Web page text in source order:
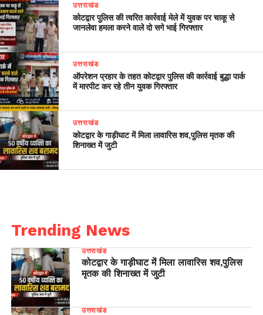
उत्तराखंड
कोटद्वार पुलिस की त्वरित कार्रवाई मेले में युवक पर चाकू से
जानलेवा हमला करने वाले दो सगे भाई गिरफ्तार
उत्तराखंड
ऑपरेशन प्रहार के तहत कोटद्वार पुलिस की कार्रवाई बुद्धा पार्क
में मारपीट कर रहे तीन युवक गिरफ्तार
उत्तराखंड
कोटद्वार के गाड़ीघाट में मिला लावारिस शव,पुलिस मृतक की
शिनाख्त में जुटी
Trending News
उत्तराखंड
कोटद्वार के गाड़ीघाट में मिला लावारिस शव,पुलिस
मृतक की शिनाख्त में जुटी
उत्तराखंड